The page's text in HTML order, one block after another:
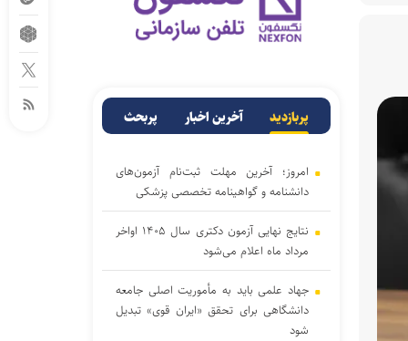
پربازدید آخرین اخبار پربحث
امروز؛ آخرین مهلت ثبت‌نام آزمون‌های
دانشنامه و گواهینامه تخصصی پزشکی
نتایج نهایی آزمون دکتری سال ۱۴۰۵ اواخر
مرداد ماه اعلام می‌شود
جهاد علمی باید به مأموریت اصلی جامعه
دانشگاهی برای تحقق «ایران قوی» تبدیل
شود